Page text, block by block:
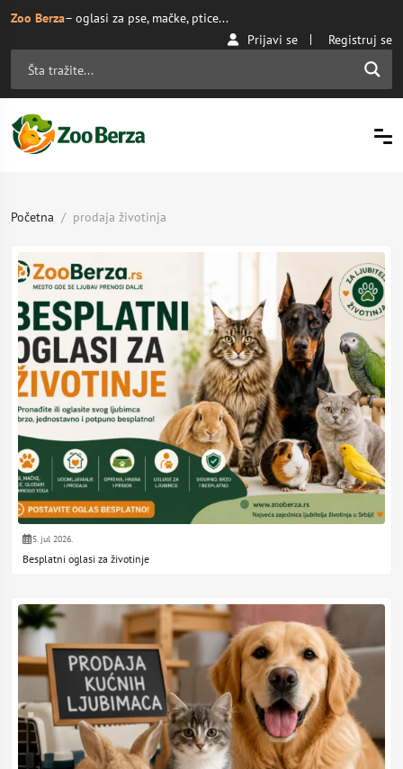
Zoo Berza– oglasi za pse, mačke, ptice...
Prijavi se
Registruj se
Početna prodaja životinja
5. jul 2026.
Besplatni oglasi za životinje